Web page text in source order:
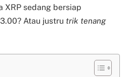
XRP sedang bersiap
Atau justru trik tenang